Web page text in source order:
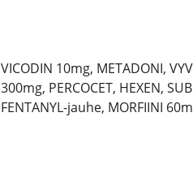
VICODIN 10mg, METADONI,
300mg, PERCOCET, HEXEN,
FENTANYL-jauhe, MORFIINI